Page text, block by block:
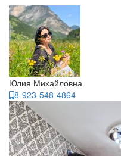
Юлия Михайловна
8-923-548-4864